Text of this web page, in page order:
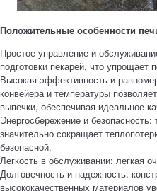
Положительные особенности
Простое управление и
подготовки пекарей, что упрощает
Высокая эффективность и
конвейера и температуры
выпечки, обеспечивая идеальное
Энергосбережение и
значительно сокращает
безопасной.
Легкость в обслуживании: легкая
Долговечность и надежность:
высококачественных материалов